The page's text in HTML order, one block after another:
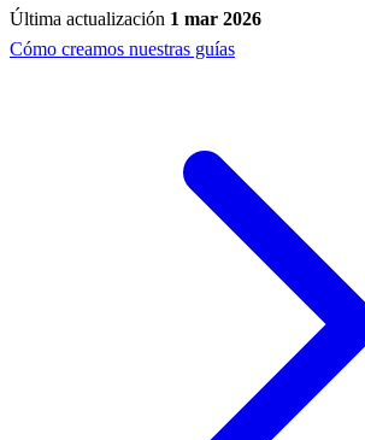
Última actualización 1 mar 2026
Cómo creamos nuestras guías